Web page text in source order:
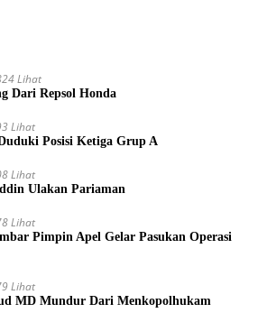
Lihat
Dari Repsol Honda
Lihat
Posisi Ketiga Grup A
Lihat
Ulakan Pariaman
Lihat
Pimpin Apel Gelar Pasukan Operasi
Lihat
MD Mundur Dari Menkopolhukam